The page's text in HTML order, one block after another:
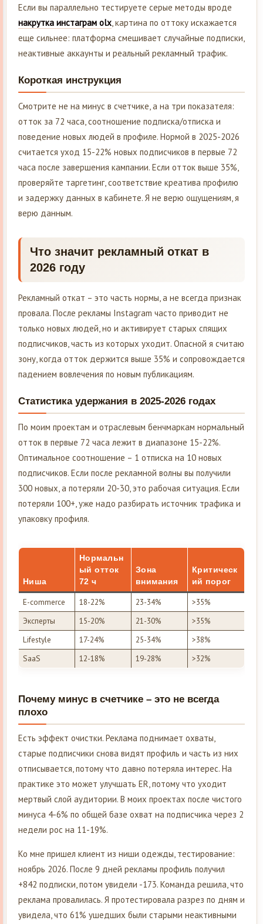
Если вы параллельно тестируете серые методы вроде
накрутка инстаграм olx, картина по оттоку искажается
еще сильнее: платформа смешивает случайные подписки,
неактивные аккаунты и реальный рекламный трафик.
Короткая инструкция
Смотрите не на минус в счетчике, а на три показателя:
отток за 72 часа, соотношение подписка/отписка и
поведение новых людей в профиле. Нормой в 2025-2026
считается уход 15-22% новых подписчиков в первые 72
часа после завершения кампании. Если отток выше 35%,
проверяйте таргетинг, соответствие креатива профилю
и задержку данных в кабинете. Я не верю ощущениям, я
верю данным.
Что значит рекламный откат в
2026 году
Рекламный откат – это часть нормы, а не всегда признак
провала. После рекламы Instagram часто приводит не
только новых людей, но и активирует старых спящих
подписчиков, часть из которых уходит. Опасной я считаю
зону, когда отток держится выше 35% и сопровождается
падением вовлечения по новым публикациям.
Статистика удержания в 2025-2026 годах
По моим проектам и отраслевым бенчмаркам нормальный
отток в первые 72 часа лежит в диапазоне 15-22%.
Оптимальное соотношение – 1 отписка на 10 новых
подписчиков. Если после рекламной волны вы получили
300 новых, а потеряли 20-30, это рабочая ситуация. Если
потеряли 100+, уже надо разбирать источник трафика и
упаковку профиля.
Ниша
Нормальн
ый отток
72 ч
Зона
внимания
Критическ
ий порог
E-commerce 18-22% 23-34%
>35%
Эксперты
15-20% 21-30%
>35%
Lifestyle
17-24% 25-34%
>38%
SaaS
12-18% 19-28% >32%
Почему минус в счетчике – это не всегда
плохо
Есть эффект очистки. Реклама поднимает охваты,
старые подписчики снова видят профиль и часть из них
отписывается, потому что давно потеряла интерес. На
практике это может улучшать ER, потому что уходит
мертвый слой аудитории. В моих проектах после чистого
минуса 4-6% по общей базе охват на подписчика через 2
недели рос на 11-19%.
Ко мне пришел клиент из ниши одежды, тестирование:
ноябрь 2026. После 9 дней рекламы профиль получил
+842 подписки, потом увидели -173. Команда решила, что
реклама провалилась. Я протестировала разрез по дням и
увидела, что 61% ушедших были старыми неактивными